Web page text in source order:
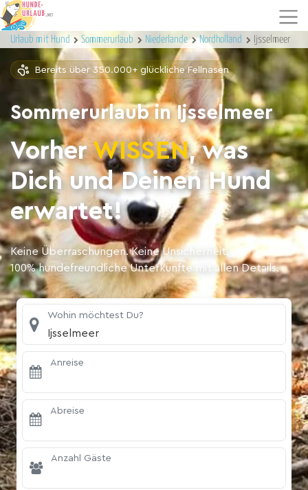
Urlaub mit Hund Sommerurlaub Niederlande Nordholland Ijsselmeer
Bereits über 350.000+ glückliche Fellnasen
Sommerurlaub in Ijsselmeer
VorherWISSEN, was
Dich und Deinen Hund
erwartet!
Keine Überraschungen. Keine Unsicherheit.
100% hundefreundliche Unterkünfte mit allen Details.
Wohin möchtest Du?
Ijsselmeer
Anreise
Abreise
Anzahl Gäste